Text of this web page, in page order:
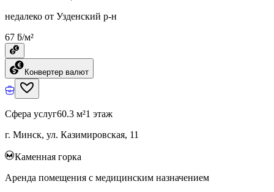
недалеко от Узденский р-н
67 ƃ/м²
Конвертер валют
Сфера услуг60.3 м²1 этаж
г. Минск, ул. Казимировская, 11
Каменная горка
Аренда помещения с медицинским назначением